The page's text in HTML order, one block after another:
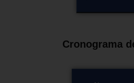
Cronograma